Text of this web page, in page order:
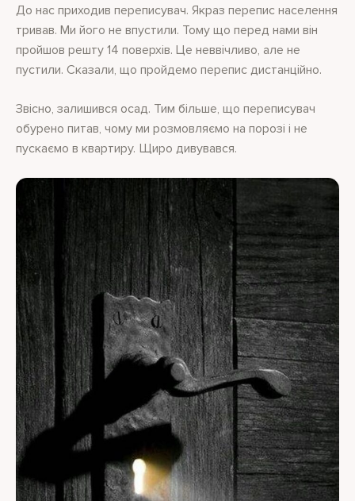
До нас приходив переписувач. Якраз перепис населення
тривав. Ми його не впустили. Тому що перед нами він
пройшов решту 14 поверхів. Це неввічливо, але не
пустили. Сказали, що пройдемо перепис дистанційно.
Звісно, залишився осад. Тим більше, що переписувач
обурено питав, чому ми розмовляємо на порозі і не
пускаємо в квартиру. Щиро дивувався.